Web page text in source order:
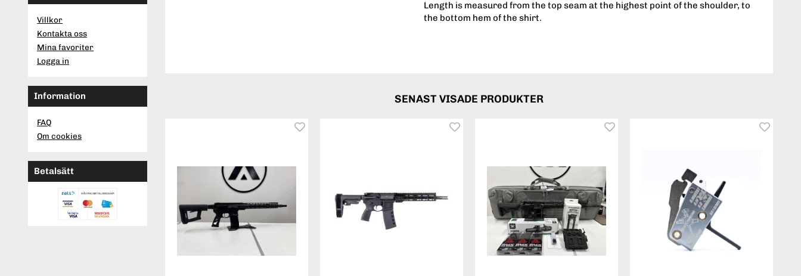
Villkor
Kontakta oss
Mina favoriter
Logga in
Information
FAQ
Om cookies
Betalsätt
Length is measured from the top seam at the highest point of the shoulder, to
the bottom hem of the shirt.
SENAST VISADE PRODUKTER